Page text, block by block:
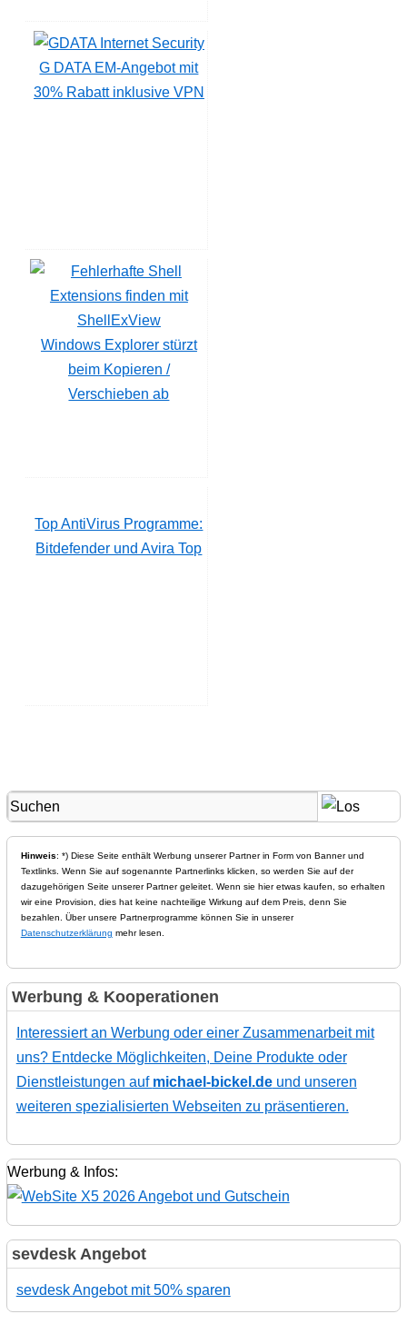
G DATA EM-Angebot mit
30% Rabatt inklusive VPN
Windows Explorer stürzt
beim Kopieren /
Verschieben ab
Top AntiVirus Programme:
Bitdefender und Avira Top
Hinweis: *) Diese Seite enthält Werbung unserer Partner in Form von Banner und
Textlinks. Wenn Sie auf sogenannte Partnerlinks klicken, so werden Sie auf der
dazugehörigen Seite unserer Partner geleitet. Wenn sie hier etwas kaufen, so erhalten
wir eine Provision, dies hat keine nachteilige Wirkung auf dem Preis, denn Sie
bezahlen. Über unsere Partnerprogramme können Sie in unserer
Datenschutzerklärung mehr lesen.
Werbung & Kooperationen
Interessiert an Werbung oder einer Zusammenarbeit mit
uns? Entdecke Möglichkeiten, Deine Produkte oder
Dienstleistungen auf michael-bickel.deund unseren
weiteren spezialisierten Webseiten zu präsentieren.
Werbung & Infos:
sevdesk Angebot
sevdesk Angebot mit 50% sparen